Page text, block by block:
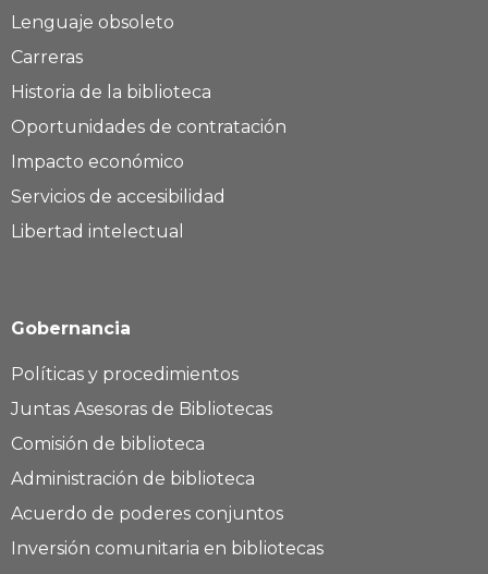
Lenguaje obsoleto
Carreras
Historia de la biblioteca
Oportunidades de contratación
Impacto económico
Servicios de accesibilidad
Libertad intelectual
Gobernancia
Políticas y procedimientos
Juntas Asesoras de Bibliotecas
Comisión de biblioteca
Administración de biblioteca
Acuerdo de poderes conjuntos
Inversión comunitaria en bibliotecas